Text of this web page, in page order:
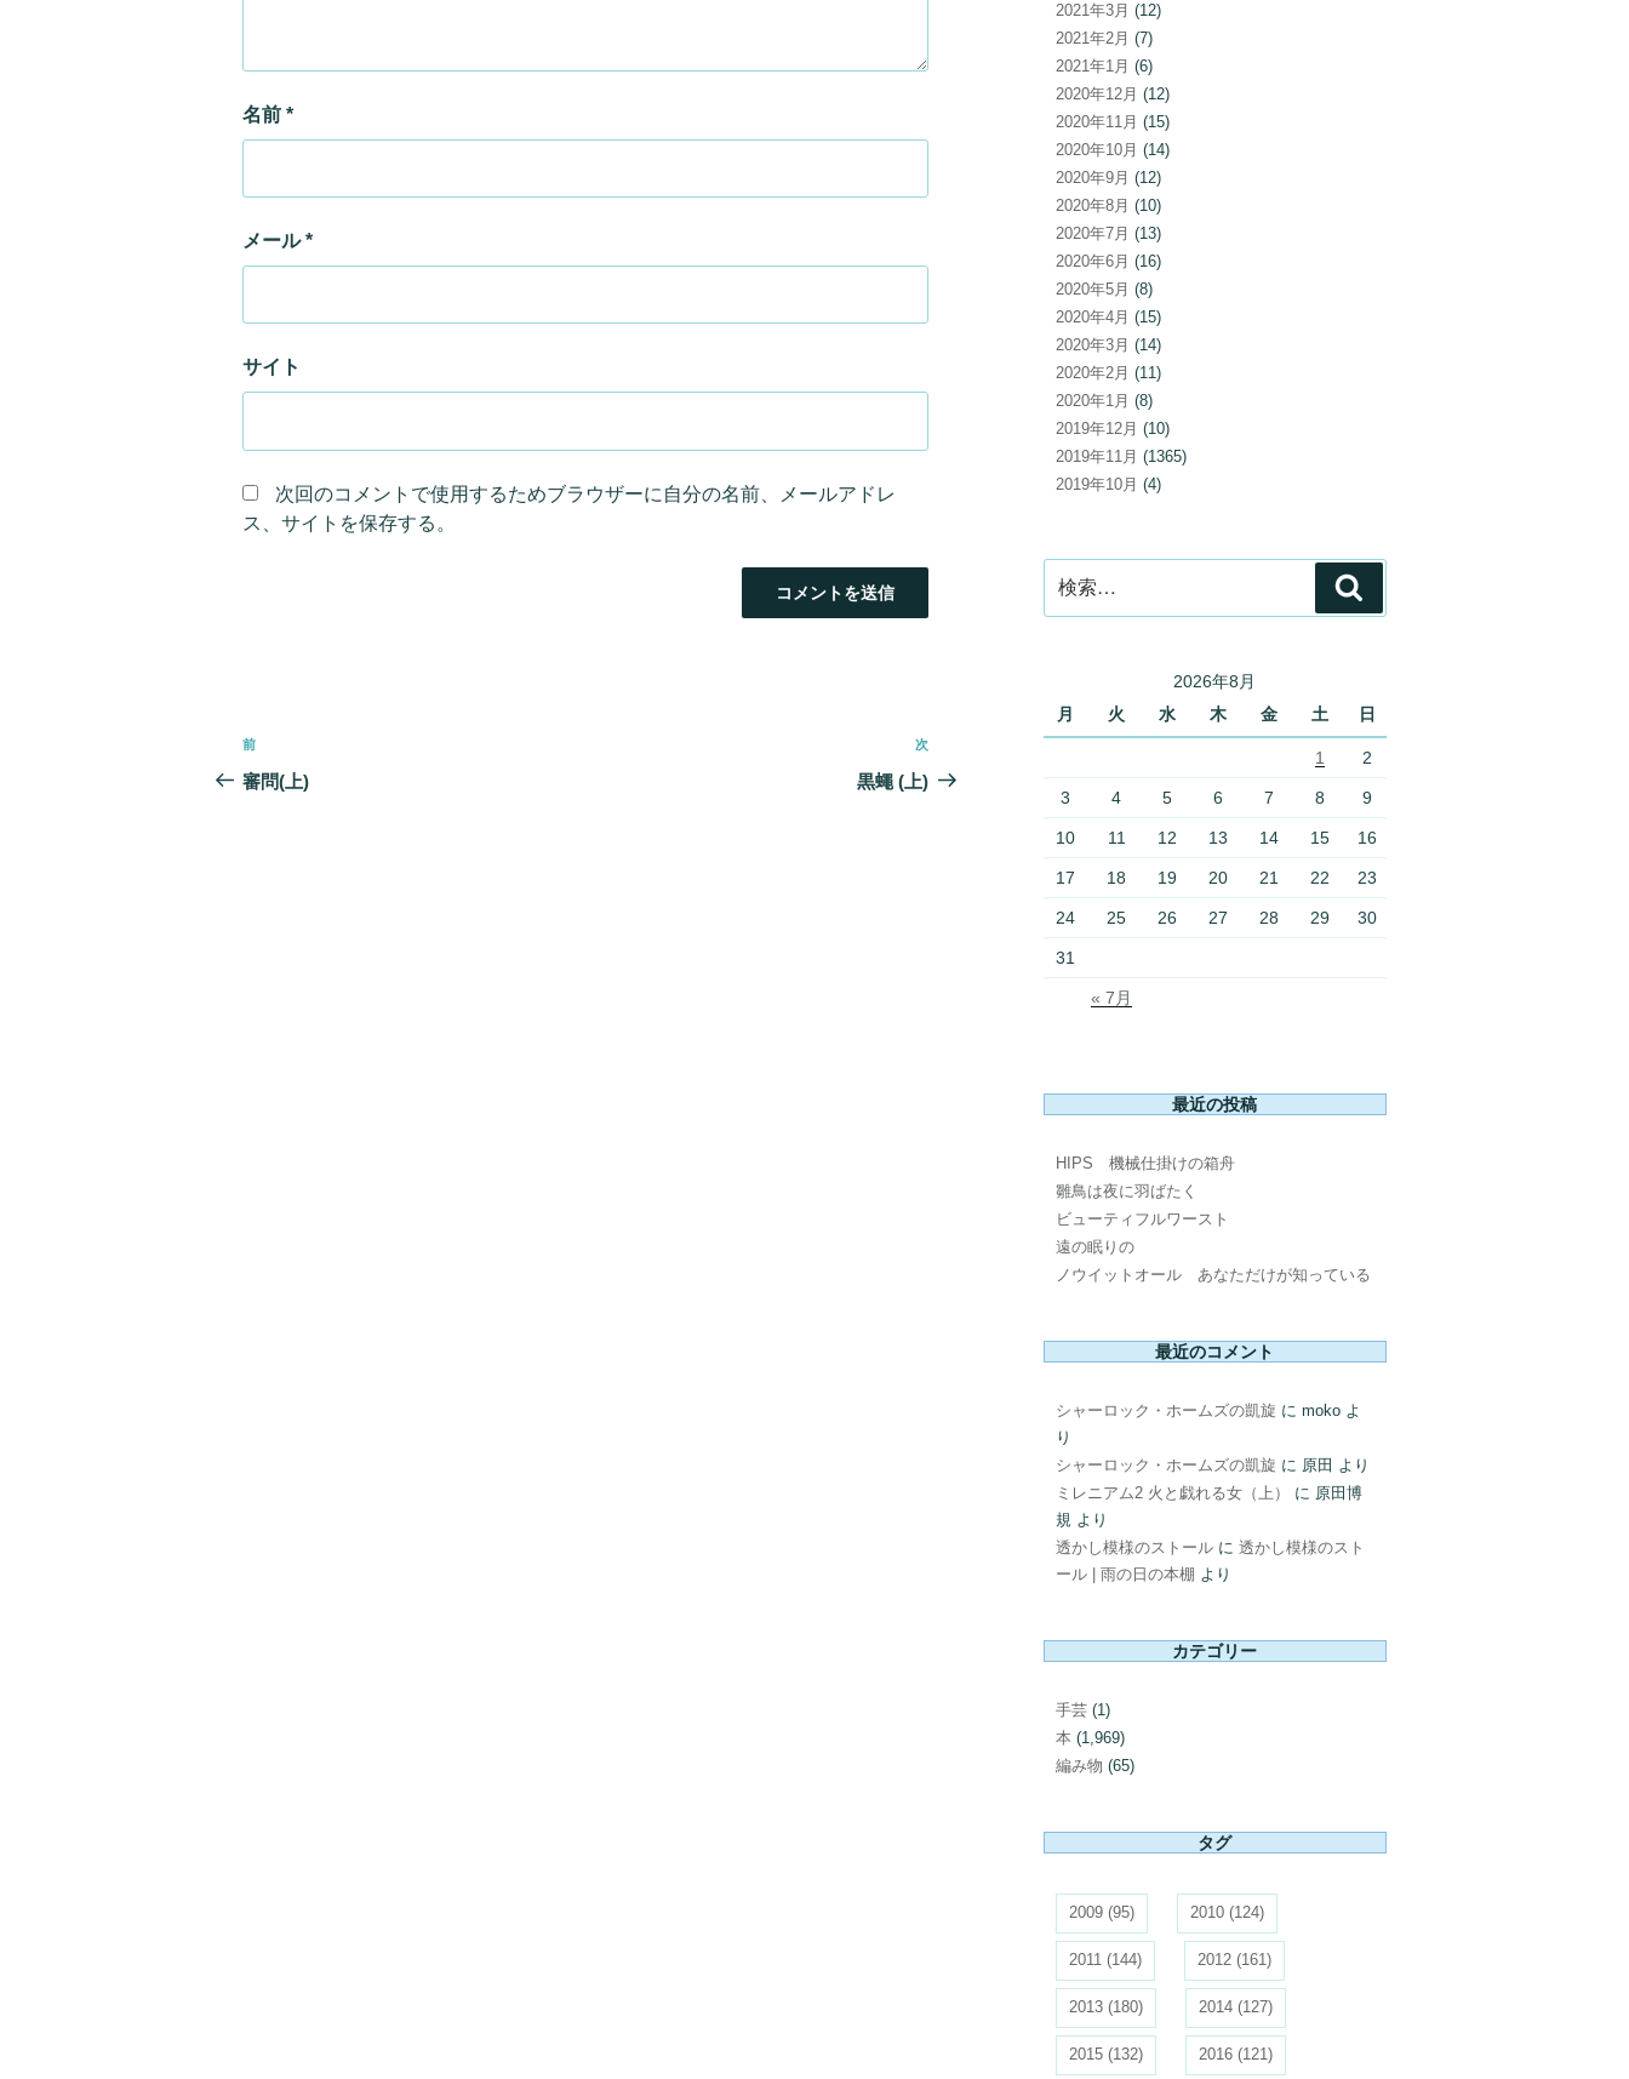
名前 *
メール*
サイト
次回のコメントで使用するためブラウザーに自分の名前、メールアドレ
ス、サイトを保存する。
稿
ナ
前
の
前
審問(上)
次
の
次
黒蠅 (上)
2021年3月 (12)
2021年2月 (7)
2021年1月 (6)
2020年12月 (12)
2020年11月 (15)
2020年10月 (14)
2020年9月 (12)
2020年8月 (10)
2020年7月 (13)
2020年6月 (16)
2020年5月 (8)
2020年4月 (15)
2020年3月 (14)
2020年2月 (11)
2020年1月 (8)
2019年12月 (10)
2019年11月 (1365)
2019年10月 (4)
索:
索
2026年8月
月
火 水 木 金 土 日
1 2
3 4 5 6 7 8 9
10 11 12 13 14 15 16
17 18 19 20 21 22 23
24 25 26 27 28 29 30
31
« 7月
最近の投稿
HIPS 機械仕掛けの箱舟
雛鳥は夜に羽ばたく
ビューティフルワースト
遠の眠りの
ノウイットオール あなただけが知っている
最近のコメント
シャーロック・ホームズの凱旋 に mokoよ
り
シャーロック・ホームズの凱旋 に 原田 より
ミレニアム2 火と戯れる女（上）
に 原田博
規より
透かし模様のストールに 透かし模様のスト
ール | 雨の日の本棚 より
カテゴリー
手芸(1)
本 (1,969)
編み物 (65)
タグ
2009(95) 2010(124)
2011(144) 2012(161)
2013(180) 2014(127)
2015(132) 2016(121)